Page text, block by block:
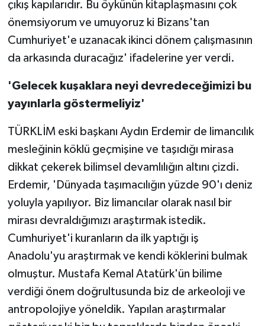
çıkış kapılarıdır. Bu öykünün kitaplaşmasını çok
önemsiyorum ve umuyoruz ki Bizans'tan
Cumhuriyet'e uzanacak ikinci dönem çalışmasının
da arkasında duracağız' ifadelerine yer verdi.
'Gelecek kuşaklara neyi devredeceğimizi bu
yayınlarla göstermeliyiz'
TÜRKLİM eski başkanı Aydın Erdemir de limancılık
mesleğinin köklü geçmişine ve taşıdığı mirasa
dikkat çekerek bilimsel devamlılığın altını çizdi.
Erdemir, 'Dünyada taşımacılığın yüzde 90'ı deniz
yoluyla yapılıyor. Biz limancılar olarak nasıl bir
mirası devraldığımızı araştırmak istedik.
Cumhuriyet'i kuranların da ilk yaptığı iş
Anadolu'yu araştırmak ve kendi köklerini bulmak
olmuştur. Mustafa Kemal Atatürk'ün bilime
verdiği önem doğrultusunda biz de arkeoloji ve
antropolojiye yöneldik. Yapılan araştırmalar